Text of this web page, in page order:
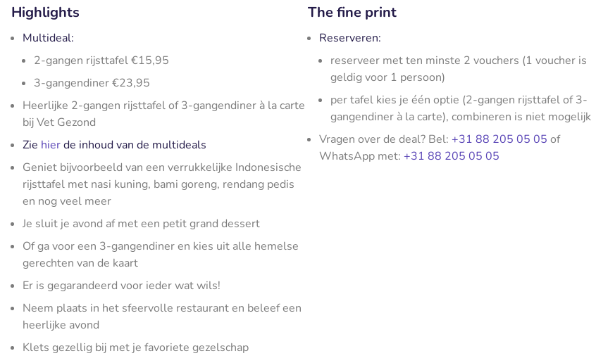
Highlights
Multideal:
2-gangen rijsttafel €15,95
3-gangendiner €23,95
Heerlijke 2-gangen rijsttafel of 3-gangendiner à la carte
bij Vet Gezond
Zie hierde inhoud van de multideals
Geniet bijvoorbeeld van een verrukkelijke Indonesische
rijsttafel met nasi kuning, bami goreng, rendang pedis
en nog veel meer
Je sluit je avond af met een petit grand dessert
Of ga voor een 3-gangendiner en kies uit alle hemelse
gerechten van de kaart
Er is gegarandeerd voor ieder wat wils!
Neem plaats in het sfeervolle restaurant en beleef een
heerlijke avond
Klets gezellig bij met je favoriete gezelschap
The fine print
Reserveren:
reserveer met ten minste 2 vouchers (1 voucher is
geldig voor 1 persoon)
per tafel kies je één optie (2-gangen rijsttafel of 3-
gangendiner à la carte), combineren is niet mogelijk
Vragen over de deal? Bel: +31 88 205 05 05 of
WhatsApp met: +31 88 205 05 05